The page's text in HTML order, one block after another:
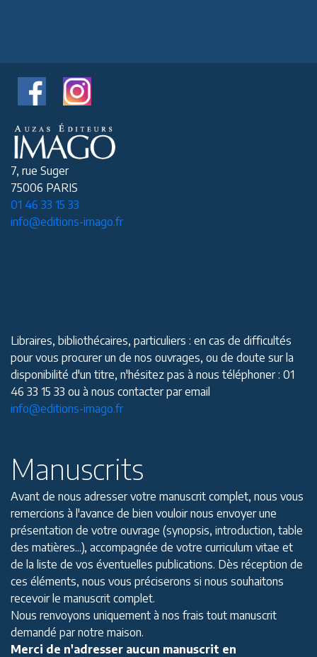
7, rue Suger
75006 PARIS
01 46 33 15 33
info@editions-imago.fr
Libraires, bibliothécaires, particuliers : en cas de difficultés
pour vous procurer un de nos ouvrages, ou de doute sur la
disponibilité d'un titre, n'hésitez pas à nous téléphoner : 01
46 33 15 33 ou à nous contacter par email
info@editions-imago.fr
Manuscrits
Avant de nous adresser votre manuscrit complet, nous vous
remercions à l'avance de bien vouloir nous envoyer une
présentation de votre ouvrage (synopsis, introduction, table
des matières...), accompagnée de votre curriculum vitae et
de la liste de vos éventuelles publications. Dès réception de
ces éléments, nous vous préciserons si nous souhaitons
recevoir le manuscrit complet.
Nous renvoyons uniquement à nos frais tout manuscrit
demandé par notre maison.
Merci de n'adresser aucun manuscrit en